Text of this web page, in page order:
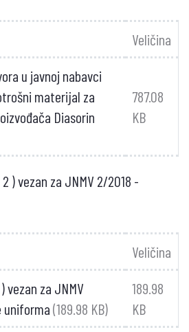
Veličina
u javnoj nabavci
materijal za
Diasorin
787.08
KB
) vezan za JNMV 2/2018 -
Veličina
vezan za JNMV
uniforma(189.98 KB)
189.98
KB